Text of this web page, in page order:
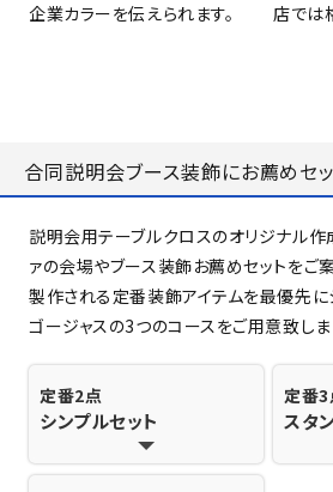
企業カラーを伝えられます。
店では
合同説明会ブース装飾にお薦めセ
説明会用テーブルクロスのオリジナル作
ァの会場やブース装飾お薦めセットをご
製作される定番装飾アイテムを最優先に
ゴージャスの3つのコースをご用意致しま
定番2点
シンプルセット
定番3
スタ